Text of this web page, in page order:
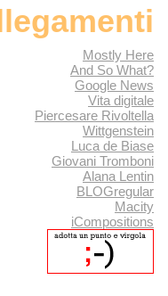
Mostly Here
And So What?
Google News
Vita digitale
Piercesare Rivoltella
Wittgenstein
Luca de Biase
Giovani Tromboni
Alana Lentin
BLOGregular
Macity
iCompositions